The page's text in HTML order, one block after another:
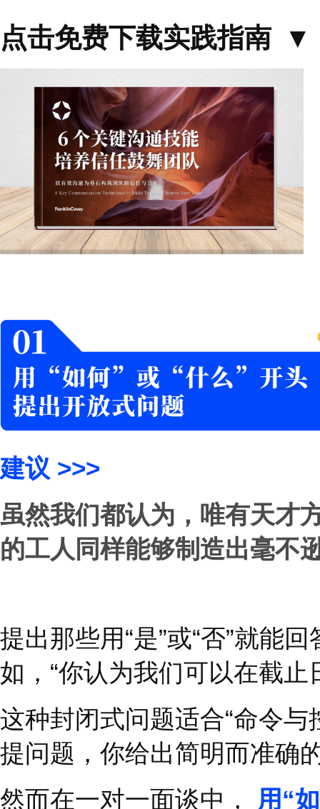
度更高、更完整的模式
信任与激励型的领导者
关系。 领导者的沟通方
人的潜能是得到发挥还
找出动机和挑战，建立
将帮助您激发下属，让
点击免费下载实践指南